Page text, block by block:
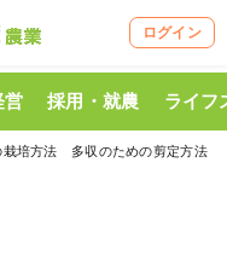
ログイン
営 採用・就農 ライフ
栽培方法 多収のための剪定方法